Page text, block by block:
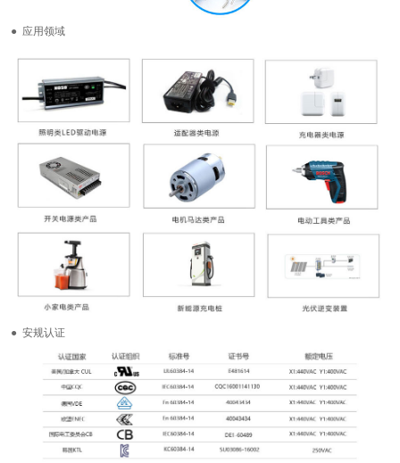
● 应用领域
● 安规认证